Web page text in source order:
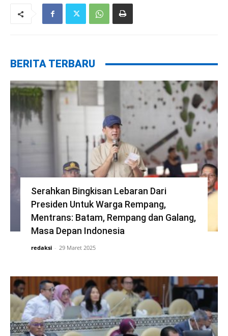
BERITA TERBARU
Serahkan Bingkisan Lebaran Dari
Presiden Untuk Warga Rempang,
Mentrans: Batam, Rempang dan Galang,
Masa Depan Indonesia
redaksi - 29 Maret 2025